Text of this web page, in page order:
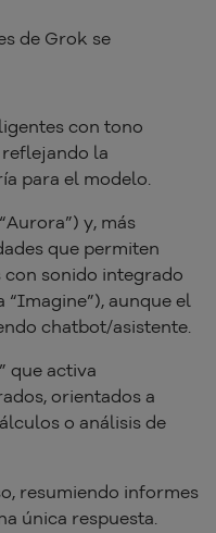
de Grok se
con tono
reflejando la
para el modelo.
y, más
que permiten
con sonido integrado
aunque el
chatbot/asistente.
que activa
orientados a
o análisis de
resumiendo informes
única respuesta.